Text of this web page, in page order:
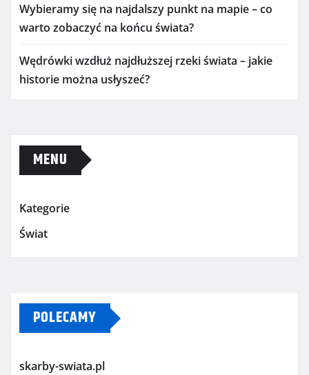
Wybieramy się na najdalszy punkt na mapie – co
warto zobaczyć na końcu świata?
Wędrówki wzdłuż najdłuższej rzeki świata – jakie
historie można usłyszeć?
MENU
Kategorie
Świat
POLECAMY
skarby-swiata.pl